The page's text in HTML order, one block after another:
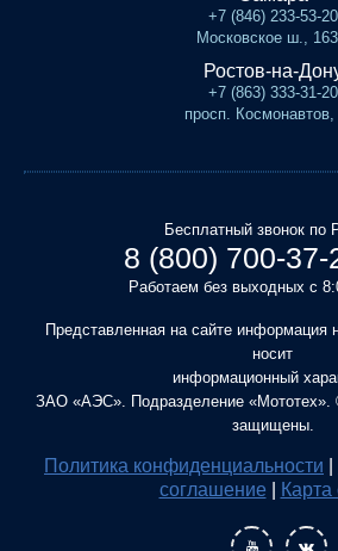
+7 (846) 233-53-20
Московское ш.,
Ростов-на-
+7 (863) 333-31-20
просп.
Бесплатный звонок по
8 (800) 700-37-
Работаем без выходных с
Представленная на сайте информация
носит
информационный
ЗАО «АЭС». Подразделение «Мототех».
защищены.
Политика конфиденциальности
соглашение
Карта